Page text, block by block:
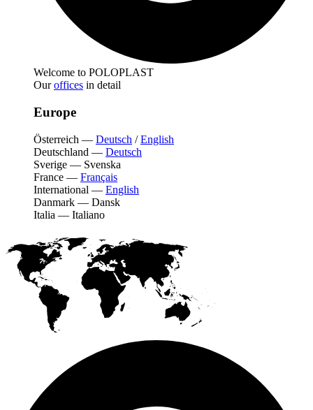
Welcome to POLOPLAST
Ouroffices in detail
Europe
Österreich — Deutsch /English
Deutschland — Deutsch
Sverige — Svenska
France — Français
International — English
Danmark — Dansk
Italia — Italiano